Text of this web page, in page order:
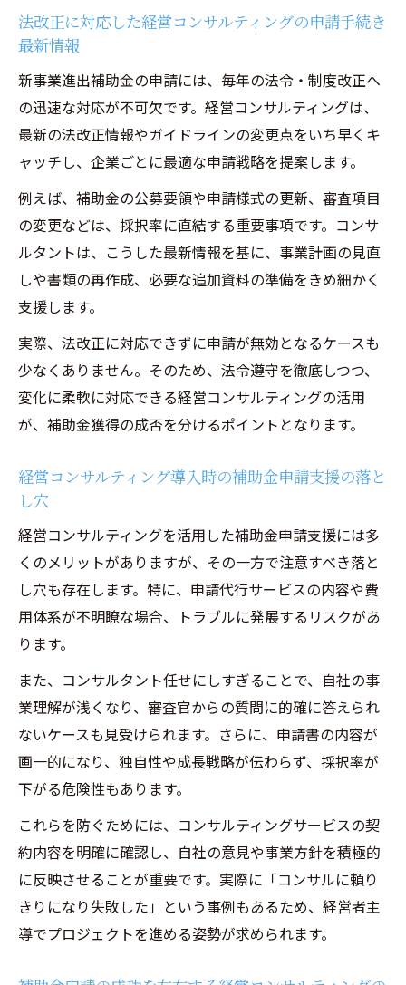
法改正に対応した経営コンサルティングの申請手続き
最新情報
新事業進出補助金の申請には、毎年の法令・制度改正へ
の迅速な対応が不可欠です。経営コンサルティングは、
最新の法改正情報やガイドラインの変更点をいち早くキ
ャッチし、企業ごとに最適な申請戦略を提案します。
例えば、補助金の公募要領や申請様式の更新、審査項目
の変更などは、採択率に直結する重要事項です。コンサ
ルタントは、こうした最新情報を基に、事業計画の見直
しや書類の再作成、必要な追加資料の準備をきめ細かく
支援します。
実際、法改正に対応できずに申請が無効となるケースも
少なくありません。そのため、法令遵守を徹底しつつ、
変化に柔軟に対応できる経営コンサルティングの活用
が、補助金獲得の成否を分けるポイントとなります。
経営コンサルティング導入時の補助金申請支援の落と
し穴
経営コンサルティングを活用した補助金申請支援には多
くのメリットがありますが、その一方で注意すべき落と
し穴も存在します。特に、申請代行サービスの内容や費
用体系が不明瞭な場合、トラブルに発展するリスクがあ
ります。
また、コンサルタント任せにしすぎることで、自社の事
業理解が浅くなり、審査官からの質問に的確に答えられ
ないケースも見受けられます。さらに、申請書の内容が
画一的になり、独自性や成長戦略が伝わらず、採択率が
下がる危険性もあります。
これらを防ぐためには、コンサルティングサービスの契
約内容を明確に確認し、自社の意見や事業方針を積極的
に反映させることが重要です。実際に「コンサルに頼り
きりになり失敗した」という事例もあるため、経営者主
導でプロジェクトを進める姿勢が求められます。